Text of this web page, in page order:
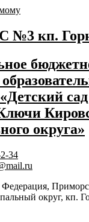
кп.
округа»
34
Федерация,
округ, кп.